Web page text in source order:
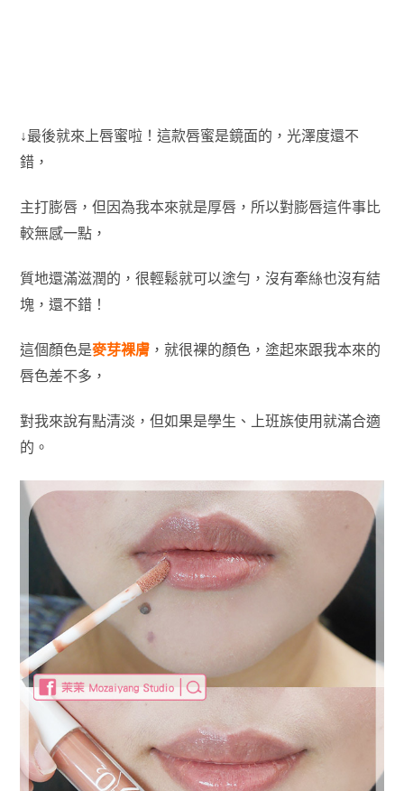
↓最後就來上唇蜜啦！這款唇蜜是鏡面的，光澤度還不
錯，
主打膨唇，但因為我本來就是厚唇，所以對膨唇這件事比
較無感一點，
質地還滿滋潤的，很輕鬆就可以塗勻，沒有牽絲也沒有結
塊，還不錯！
這個顏色是麥芽裸膚，就很裸的顏色，塗起來跟我本來的
唇色差不多，
對我來說有點清淡，但如果是學生、上班族使用就滿合適
的。